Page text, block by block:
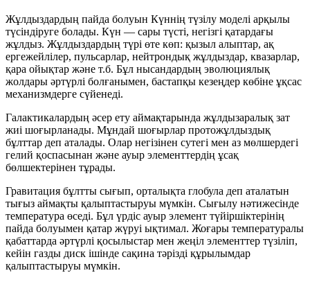
Жұлдыздардың пайда болуын Күннің түзілу моделі арқылы
түсіндіруге болады. Күн — сары түсті, негізгі қатардағы
жұлдыз. Жұлдыздардың түрі өте көп: қызыл алыптар, ақ
ергежейлілер, пульсарлар, нейтрондық жұлдыздар, квазарлар,
қара ойықтар және т.б. Бұл нысандардың эволюциялық
жолдары әртүрлі болғанымен, бастапқы кезеңдер көбіне ұқсас
механизмдерге сүйенеді.
Галактикалардың әсер ету аймақтарында жұлдызаралық зат
жиі шоғырланады. Мұндай шоғырлар протожұлдыздық
бұлттар деп аталады. Олар негізінен сутегі мен аз мөлшердегі
гелий қоспасынан және ауыр элементтердің ұсақ
бөлшектерінен тұрады.
Гравитация бұлтты сығып, орталықта глобула деп аталатын
тығыз аймақты қалыптастыруы мүмкін. Сығылу нәтижесінде
температура өседі. Бұл үрдіс ауыр элемент түйіршіктерінің
пайда болуымен қатар жүруі ықтимал. Жоғары температуралы
қабаттарда әртүрлі қосылыстар мен жеңіл элементтер түзіліп,
кейін газды диск ішінде сақина тәрізді құрылымдар
қалыптастыруы мүмкін.